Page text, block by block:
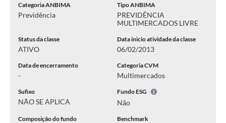
Categoria ANBIMA
Previdência
Tipo ANBIMA
PREVIDÊNCIA
MULTIMERCADOS LIVRE
Status da classe
ATIVO
Data inicio atividade da classe
06/02/2013
Data de encerramento
-
Categoria CVM
Multimercados
Sufixo
NÃO SE APLICA
Fundo ESG
Não
Composição do fundo Benchmark